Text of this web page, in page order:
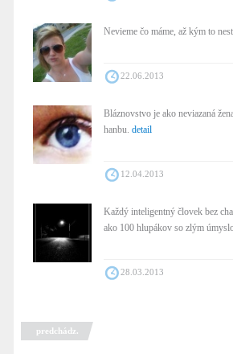
Nevieme čo máme, až kým to
22.06.2013
Bláznovstvo je ako neviazaná
hanbu. detail
12.04.2013
Každý inteligentný človek bez
ako 100 hlupákov so zlým
28.03.2013
predchádz.